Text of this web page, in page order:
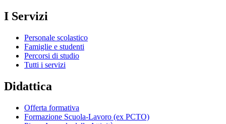
I Servizi
Personale scolastico
Famiglie e studenti
Percorsi di studio
Tutti i servizi
Didattica
Offerta formativa
Formazione Scuola-Lavoro (ex PCTO)